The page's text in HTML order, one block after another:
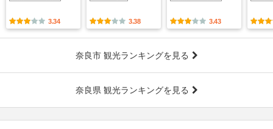
3.34 3.38 3.43
奈良市 観光ランキングを見る
奈良県 観光ランキングを見る